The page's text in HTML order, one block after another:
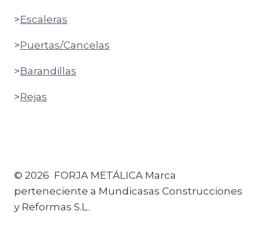
>Escaleras
>Puertas/Cancelas
>Barandillas
>Rejas
© 2026 FORJA METÁLICA Marca
perteneciente a Mundicasas Construcciones
y Reformas S.L.